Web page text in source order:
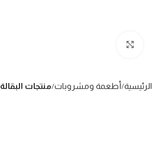
الرئيسية أطعمة ومشروبات منتجات البقالة